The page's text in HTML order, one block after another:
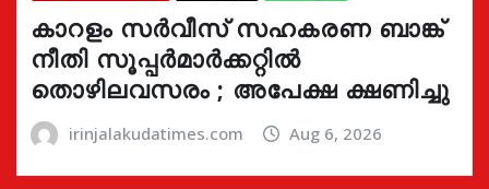
കാറളം സർവീസ് സഹകരണ ബാങ്ക്
നീതി സൂപ്പർമാർക്കറ്റിൽ
തൊഴിലവസരം ; അപേക്ഷ ക്ഷണിച്ചു
irinjalakudatimes.com Aug 6, 2026